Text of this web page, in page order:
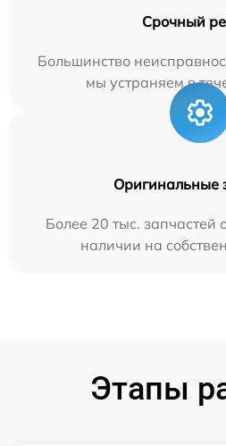
Срочный
Большинство
мы устраняем в
Оригинальные
Более 20 тыс. запчастей
наличии на
Этапы